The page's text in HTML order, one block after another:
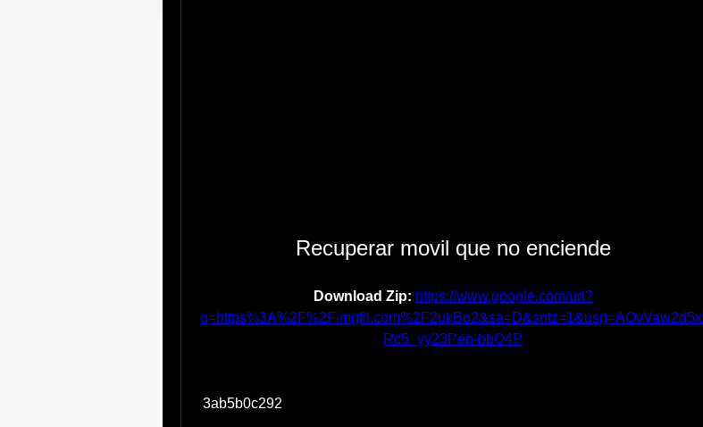
Recuperar movil que no enciende
Download Zip: https://www.google.com/url?
q=https%3A%2F%2Fimgfil.com%2F2ukBo2&sa=D&sntz=1&usg=AOvVaw2d5xI
Rc5_yy23Pep-bbO4P
3ab5b0c292